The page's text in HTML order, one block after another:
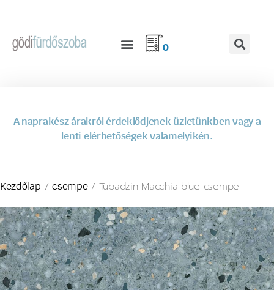
0
A naprakész árakról érdeklődjenek üzletünkben vagy a
lenti elérhetőségek valamelyikén.
Kezdőlap /csempe/ Tubadzin Macchia blue csempe